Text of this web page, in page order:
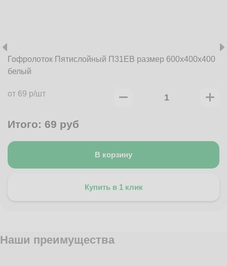
Гофролоток Пятислойный П31EB размер 600x400x400
белый
от 69 р/шт
Итого: 69 руб
В корзину
Купить в 1 клик
Наши преимущества